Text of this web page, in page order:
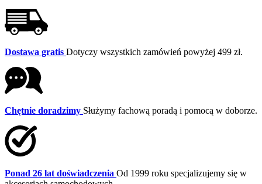
Dostawa gratis Dotyczy wszystkich zamówień powyżej 499 zł.
Chętnie doradzimy Służymy fachową poradą i pomocą w doborze.
Ponad 26 lat doświadczenia Od 1999 roku specjalizujemy się w